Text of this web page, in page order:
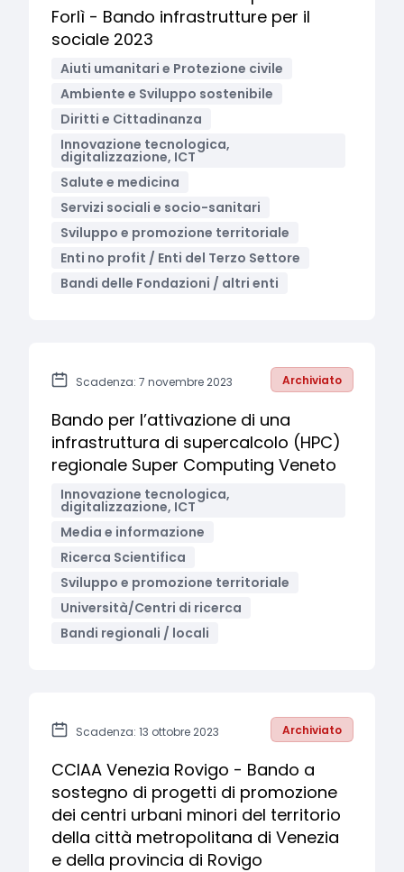
Forlì - Bando infrastrutture per il
sociale 2023
Aiuti umanitari e Protezione civile
Ambiente e Sviluppo sostenibile
Diritti e Cittadinanza
Innovazione tecnologica,
digitalizzazione, ICT
Salute e medicina
Servizi sociali e socio-sanitari
Sviluppo e promozione territoriale
Enti no profit / Enti del Terzo Settore
Bandi delle Fondazioni / altri enti
Scadenza: 7 novembre 2023 Archiviato
Bando per l’attivazione di una
infrastruttura di supercalcolo (HPC)
regionale Super Computing Veneto
Innovazione tecnologica,
digitalizzazione, ICT
Media e informazione
Ricerca Scientifica
Sviluppo e promozione territoriale
Università/Centri di ricerca
Bandi regionali / locali
Scadenza: 13 ottobre 2023 Archiviato
CCIAA Venezia Rovigo - Bando a
sostegno di progetti di promozione
dei centri urbani minori del territorio
della città metropolitana di Venezia
e della provincia di Rovigo